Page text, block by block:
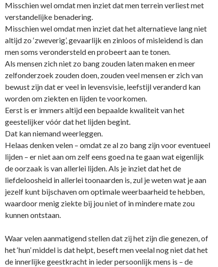
Misschien wel omdat men inziet dat men terrein verliest met
verstandelijke benadering.
Misschien wel omdat men inziet dat het alternatieve lang niet
altijd zo ‘zweverig’, gevaarlijk en zinloos of misleidend is dan
men soms verondersteld en probeert aan te tonen.
Als mensen zich niet zo bang zouden laten maken en meer
zelfonderzoek zouden doen, zouden veel mensen er zich van
bewust zijn dat er veel in levensvisie, leefstijl veranderd kan
worden om ziekten en lijden te voorkomen.
Eerst is er immers altijd een bepaalde kwaliteit van het
geestelijker vóór dat het lijden begint.
Dat kan niemand weerleggen.
Helaas denken velen – omdat ze al zo bang zijn voor eventueel
lijden – er niet aan om zelf eens goed na te gaan wat eigenlijk
de oorzaak is van allerlei lijden. Als je inziet dat het de
liefdeloosheid in allerlei toonaarden is, zul je weten wat je aan
jezelf kunt bijschaven om optimale weerbaarheid te hebben,
waardoor menig ziekte bij jou niet of in mindere mate zou
kunnen o­ntstaan.
Waar velen aanmatigend stellen dat zij het zijn die genezen, of
het ‘hun’ middel is dat helpt, beseft men veelal nog niet dat het
de innerlijke geestkracht in ieder persoonlijk mens is – de